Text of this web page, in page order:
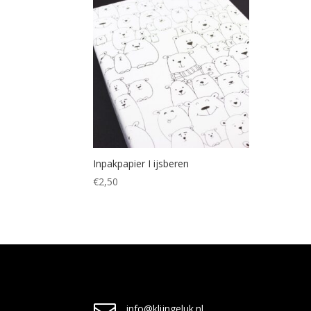
Inpakpapier I ijsberen
€2,50